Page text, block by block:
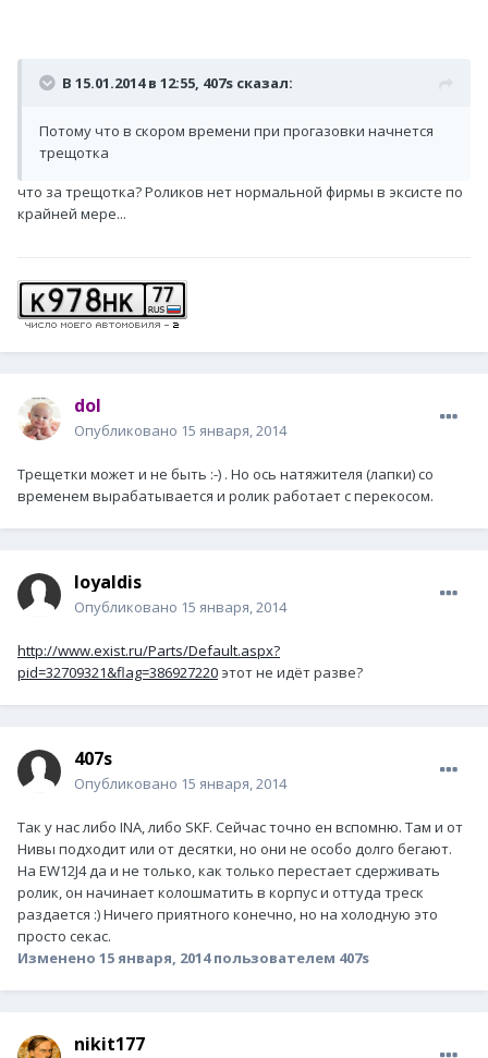
В 15.01.2014 в 12:55, 407s сказал:
Потому что в скором времени при прогазовки начнется
трещотка
что за трещотка? Роликов нет нормальной фирмы в эксисте по
крайней мере...
dol
Опубликовано 15 января, 2014
Трещетки может и не быть :-) . Но ось натяжителя (лапки) со
временем вырабатывается и ролик работает с перекосом.
loyaldis
Опубликовано 15 января, 2014
http://www.exist.ru/Parts/Default.aspx?
pid=32709321&flag=386927220 этот не идёт разве?
407s
Опубликовано 15 января, 2014
Так у нас либо INA, либо SKF. Сейчас точно ен вспомню. Там и от
Нивы подходит или от десятки, но они не особо долго бегают.
На EW12J4 да и не только, как только перестает сдерживать
ролик, он начинает колошматить в корпус и оттуда треск
раздается :) Ничего приятного конечно, но на холодную это
просто секас.
Изменено 15 января, 2014пользователем 407s
nikit177